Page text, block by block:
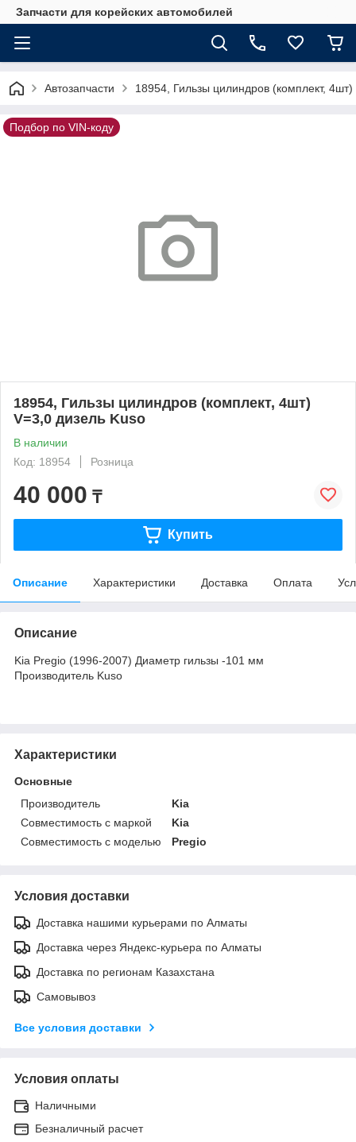
Запчасти для корейских автомобилей
Автозапчасти 18954, Гильзы цилиндров (комплект,
Подбор по VIN-коду
18954, Гильзы цилиндров (комплект, 4шт)
V=3,0 дизель Kuso
В наличии
Код: 18954
Розница
40 000 ₸
Купить
Описание Характеристики Доставка Оплата
Описание
Kia Pregio (1996-2007) Диаметр гильзы -101 мм
Производитель Kuso
Характеристики
Основные
Производитель
Kia
Совместимость с маркой
Kia
Совместимость с моделью
Pregio
Условия доставки
Доставка нашими курьерами по Алматы
Доставка через Яндекс-курьера по Алматы
Доставка по регионам Казахстана
Самовывоз
Все условия доставки
Условия оплаты
Наличными
Безналичный расчет